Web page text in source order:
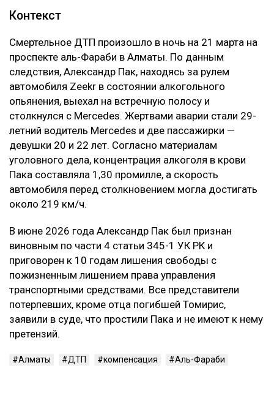
Контекст
Смертельное ДТП произошло в ночь на 21 марта на
проспекте аль-Фараби в Алматы. По данным
следствия, Александр Пак, находясь за рулем
автомобиля Zeekr в состоянии алкогольного
опьянения, выехал на встречную полосу и
столкнулся с Mercedes. Жертвами аварии стали 29-
летний водитель Mercedes и две пассажирки —
девушки 20 и 22 лет. Согласно материалам
уголовного дела, концентрация алкоголя в крови
Пака составляла 1,30 промилле, а скорость
автомобиля перед столкновением могла достигать
около 219 км/ч.
В июне 2026 года Александр Пак был признан
виновным по части 4 статьи 345-1 УК РК и
приговорен к 10 годам лишения свободы с
пожизненным лишением права управления
транспортными средствами. Все представители
потерпевших, кроме отца погибшей Томирис,
заявили в суде, что простили Пака и не имеют к нему
претензий.
Алматы ДТП компенсация Аль-Фараби